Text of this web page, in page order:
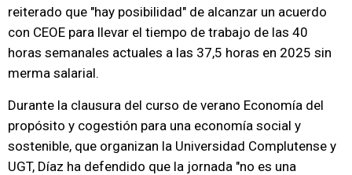
reiterado que "hay posibilidad" de alcanzar un acuerdo
con CEOE para llevar el tiempo de trabajo de las 40
horas semanales actuales a las 37,5 horas en 2025 sin
merma salarial.
Durante la clausura del curso de verano Economía del
propósito y cogestión para una economía social y
sostenible, que organizan la Universidad Complutense y
UGT, Díaz ha defendido que la jornada "no es una